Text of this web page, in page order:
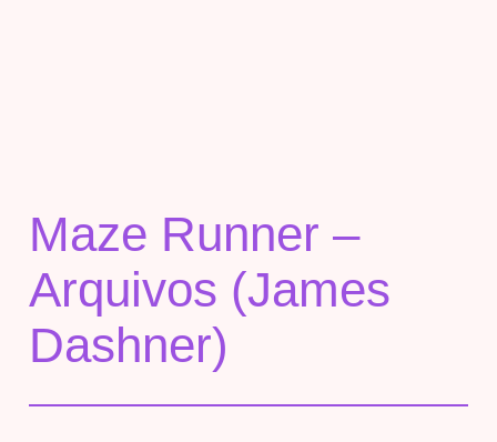
Maze Runner –
Arquivos (James
Dashner)